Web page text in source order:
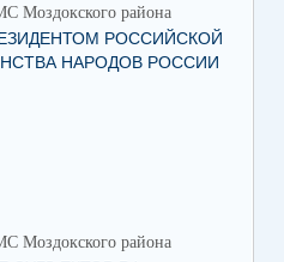
Моздокского района
РОССИЙСКОЙ
НАРОДОВ РОССИИ
Моздокского района